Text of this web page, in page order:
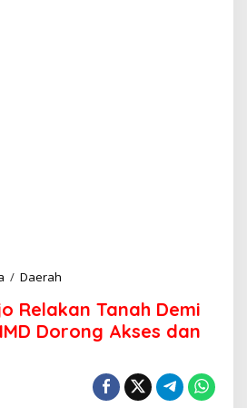
/ Daerah
r
g
a
Relakan Tanah Demi
Dorong Akses dan